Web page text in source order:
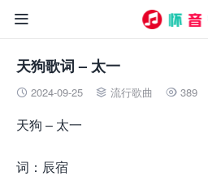

天狗歌词 – 太一
 2024-09-25  流行歌曲  389
天狗 – 太一
词：辰宿